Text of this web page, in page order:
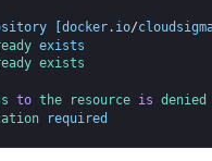
[docker. io/
exists
exists
to the resource is denied
required